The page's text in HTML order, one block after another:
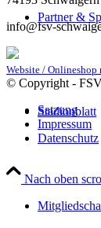
Partner &
Stadionblatt
info@fsv-
Website / Onlineshop
© Copyright -
Satzung
Impressum
Datenschutz
Nach oben